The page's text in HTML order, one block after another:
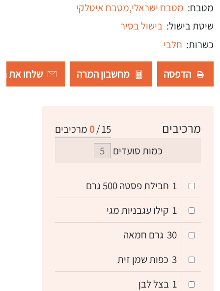
מטבח: מטבח ישראלי,מטבח איטלקי
שיטת בישול: בישול בסיר
כשרות: חלבי
הדפסה מחשבון המרה שלחו את
15
/
0 מרכיבים מרכיבים
כמות סועדים
1 חבילת פסטה 500 גרם
1 קילו עגבניות מגי
30 גרם חמאה
3 כפות שמן זית
1 בצל לבן